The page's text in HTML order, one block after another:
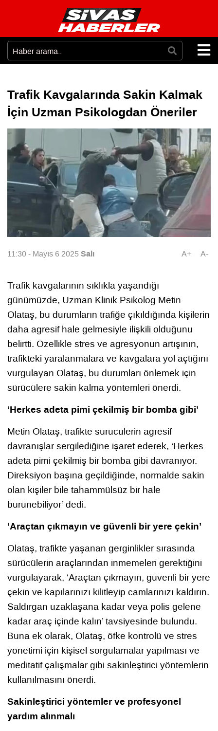
Trafik Kavgalarında Sakin Kalmak
İçin Uzman Psikologdan Öneriler
11:30 - Mayıs 6 2025Salı A+ A-
Trafik kavgalarının sıklıkla yaşandığı
günümüzde, Uzman Klinik Psikolog Metin
Olataş, bu durumların trafiğe çıkıldığında kişilerin
daha agresif hale gelmesiyle ilişkili olduğunu
belirtti. Özellikle stres ve agresyonun artışının,
trafikteki yaralanmalara ve kavgalara yol açtığını
vurgulayan Olataş, bu durumları önlemek için
sürücülere sakin kalma yöntemleri önerdi.
‘Herkes adeta pimi çekilmiş bir bomba gibi’
Metin Olataş, trafikte sürücülerin agresif
davranışlar sergilediğine işaret ederek, ‘Herkes
adeta pimi çekilmiş bir bomba gibi davranıyor.
Direksiyon başına geçildiğinde, normalde sakin
olan kişiler bile tahammülsüz bir hale
bürünebiliyor’ dedi.
‘Araçtan çıkmayın ve güvenli bir yere çekin’
Olataş, trafikte yaşanan gerginlikler sırasında
sürücülerin araçlarından inmemeleri gerektiğini
vurgulayarak, ‘Araçtan çıkmayın, güvenli bir yere
çekin ve kapılarınızı kilitleyip camlarınızı kaldırın.
Saldırgan uzaklaşana kadar veya polis gelene
kadar araç içinde kalın’ tavsiyesinde bulundu.
Buna ek olarak, Olataş, öfke kontrolü ve stres
yönetimi için kişisel sorgulamalar yapılması ve
meditatif çalışmalar gibi sakinleştirici yöntemlerin
kullanılmasını önerdi.
Sakinleştirici yöntemler ve profesyonel
yardım alınmalı